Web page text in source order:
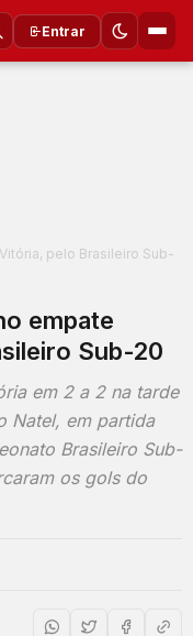
Entrar
pelo Brasileiro Sub-
empate
Sub-20
em 2 a 2 na tarde
Natel, em partida
Brasileiro Sub-
os gols do